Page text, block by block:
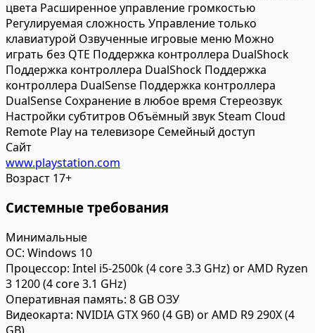
цвета Расширенное управление громкостью
Регулируемая сложность Управление только
клавиатурой Озвученные игровые меню Можно
играть без QTE Поддержка контроллера DualShock
Поддержка контроллера DualShock Поддержка
контроллера DualSense Поддержка контроллера
DualSense Сохранение в любое время Стереозвук
Настройки субтитров Объёмный звукSteam Cloud
Remote Play на телевизоре Семейный доступ
Сайт
www.playstation.com
Возраст 17+
Системные требования
Минимальные
ОС: Windows 10
Процессор: Intel i5-2500k (4 core 3.3 GHz) or AMD Ryzen
3 1200 (4 core 3.1 GHz)
Оперативная память: 8 GB ОЗУ
Видеокарта: NVIDIA GTX 960 (4 GB) or AMD R9 290X (4